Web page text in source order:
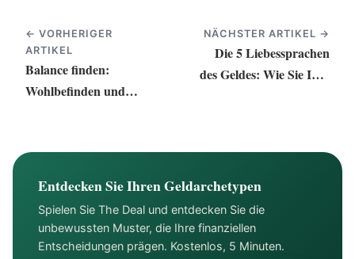
← VORHERIGER
ARTIKEL
Balance finden:
Wohlbefinden und
NÄCHSTER ARTIKEL →
Die 5 Liebessprachen
des Geldes: Wie Sie Ihre
Entdecken Sie Ihren Geldarchetypen
Spielen Sie The Deal und entdecken Sie die
unbewussten Muster, die Ihre finanziellen
Entscheidungen prägen. Kostenlos, 5 Minuten.